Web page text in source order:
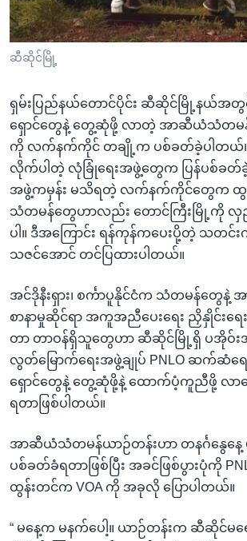
သို့
ကျော်
ကြည့်
ရှာဖွေ
ရန်
နေရာ
သို့
ကျော်
ရန်
ဗွီအိုအေ လူမှုကွန်ယက်များ
ဘာသာစကားများ
ဆီဆိုင်မြို့
ရှမ်းပြည်နယ်တောင်ပိုင်း ဆီဆိုင်မြို့နယ်အတွင်
ရှောင်တွေနဲ့ တွေ့ဆုံဖို့ လာတဲ့ အာဆီယံသံတမ
ကို လက်နက်ကိုင် တချို့က ပစ်ခတ်ခဲ့ပါတယ်။
လိုက်ပါတဲ့ လုံခြုံရေးအဖွဲ့တွေက ပြန်ပစ်ခ
အဖွဲ့ကမှန်း မသိရတဲ့ လက်နက်ကိုင်တွေက ထွ
သံတမန်တွေဟာလည်း တောင်ကြီးမြို့ကို လှည့်
ပါ။ ဒီအကြောင်း ရန်ကုန်ကပေးပို့တဲ့ သတင်းကို
သဇင်အောင် တင်ပြထားပါတယ်။
အင်ဒိုနီးရှား၊ စင်္ကာပူနိုင်ငံက သံတမန်တွေနဲ့
စာနာမှုဆိုင်ရာ အကူအညီပေးရေး ညှိနှိုင်းရေး
တာ တာဝန်ရှိသူတွေဟာ ဆီဆိုင်မြို့ရှိ ပအိုဝ်းအ
လွတ်မြောက်ရေးအဖွဲ့ချုပ် PNLO ဆက်ဆံရေ
ရှောင်တွေနဲ့ တွေ့ဆုံဖို့နဲ့ ထောက်ပံ့ကူညီဖို့ လာ
ရတာဖြစ်ပါတယ်။
အာဆီယံသံတမန်ယာဉ်တန်းဟာ တနင်္ဂနွေနေ့
ပစ်ခတ်ခံရတာဖြစ်ပြီး အခင်ဖြစ်ပွားပုံကို
ထွန်းတင်က VOA ကို အခုလို ပြောပါတယ်။
“ မနေ့က မနက်ပေါ့။ ယာဉ်တန်းက ဆီဆိုင်မရေ